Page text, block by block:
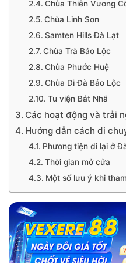
Chùa Thiên Vương
Chùa Linh Sơn
Samten Hills Đà Lạt
Chùa Trà Bảo Lộc
Chùa Phước Huệ
Chùa Di Đà Bảo Lộc
Tu viện Bát Nhã
Các hoạt động và trải
Hướng dẫn cách di
Phương tiện đi lại ở
Thời gian mở cửa
Một số lưu ý khi